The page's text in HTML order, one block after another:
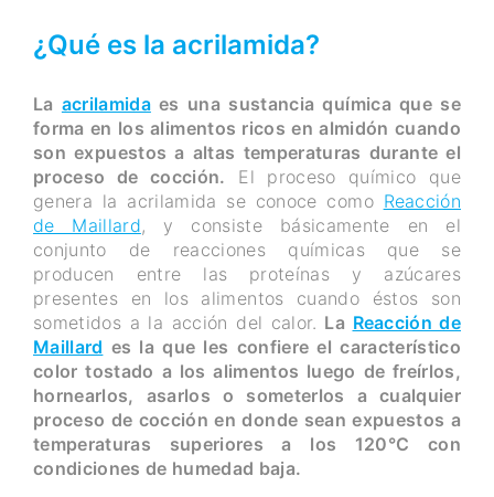
¿Qué es la acrilamida?
La acrilamidaes una sustancia química que se
forma en los alimentos ricos en almidón cuando
son expuestos a altas temperaturas durante el
proceso de cocción. El proceso químico que
genera la acrilamida se conoce como Reacción
de Maillard, y consiste básicamente en el
conjunto de reacciones químicas que se
producen entre las proteínas y azúcares
presentes en los alimentos cuando éstos son
sometidos a la acción del calor. La Reacción de
Maillard es la que les confiere el característico
color tostado a los alimentos luego de freírlos,
hornearlos, asarlos o someterlos a cualquier
proceso de cocción en donde sean expuestos a
temperaturas superiores a los 120°C con
condiciones de humedad baja.